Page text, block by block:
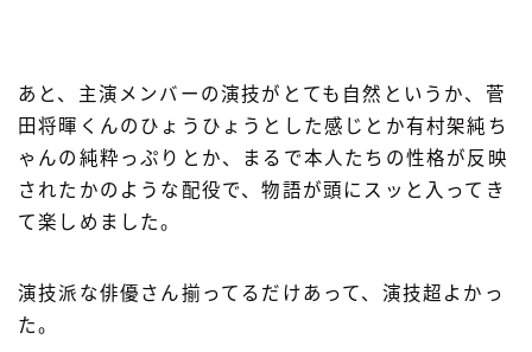
あと、主演メンバーの演技がとても自然というか、菅
田将暉くんのひょうひょうとした感じとか有村架純ち
ゃんの純粋っぷりとか、まるで本人たちの性格が反映
されたかのような配役で、物語が頭にスッと入ってき
て楽しめました。
演技派な俳優さん揃ってるだけあって、演技超よかっ
た。